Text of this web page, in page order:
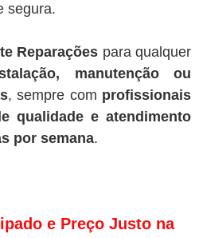
segura.
Reparações para qualquer
manutenção ou
, sempre com profissionais
qualidade e atendimento
por semana.
e Preço Justo na